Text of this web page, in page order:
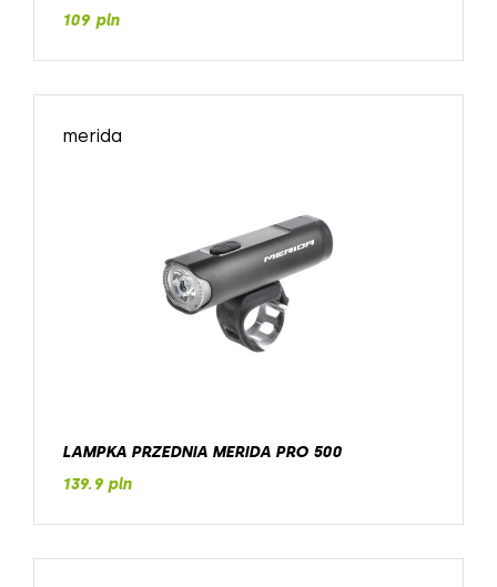
109 pln
merida
LAMPKA PRZEDNIA MERIDA PRO 500
139.9 pln